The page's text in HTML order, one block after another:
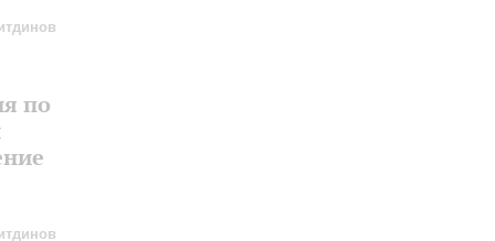
по